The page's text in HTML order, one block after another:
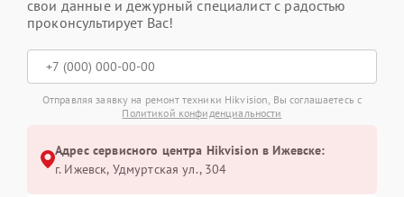
свои данные и дежурный специалист с радостью
проконсультирует Вас!
Отправляя заявку на ремонт техники Hikvision, Вы соглашаетесь с
Политикой конфиденциальности
Адрес сервисного центра Hikvision в Ижевске:
г. Ижевск, Удмуртская ул., 304